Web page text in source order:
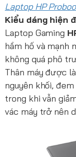
Laptop HP
Kiểu dáng hiện
Laptop Gaming
hầm hố và mạnh
không quá phô
Thân máy được
nguyên khối,
trong khi vẫn
vác máy trở nên